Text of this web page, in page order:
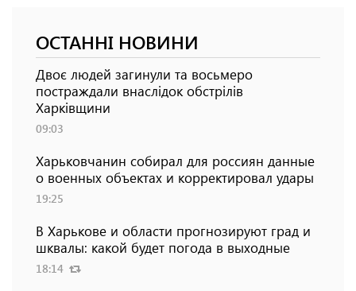
ОСТАННІ НОВИНИ
Двоє людей загинули та восьмеро
постраждали внаслідок обстрілів
Харківщини
09:03
Харьковчанин собирал для россиян данные
о военных объектах и ​​корректировал удары
19:25
В Харькове и области прогнозируют град и
шквалы: какой будет погода в выходные
18:14